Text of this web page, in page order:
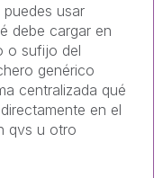
usar
debe cargar en
o sufijo del
genérico
centralizada qué
en el
qvs u otro